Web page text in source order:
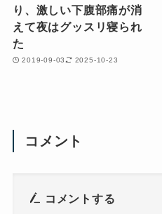
り、激しい下腹部痛が消
えて夜はグッスリ寝られ
た
2019-09-03 2025-10-23
コメント
コメントする